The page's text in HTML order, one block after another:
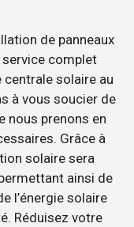
de panneaux
complet
solaire au
à vous soucier de
nous prenons en
Grâce à
solaire sera
ainsi de
l’énergie solaire
Réduisez votre